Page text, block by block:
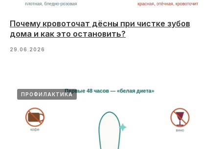
Почему кровоточат дёсны при чистке зубов
дома и как это остановить?
29.06.2026
ПРОФИЛАКТИКА